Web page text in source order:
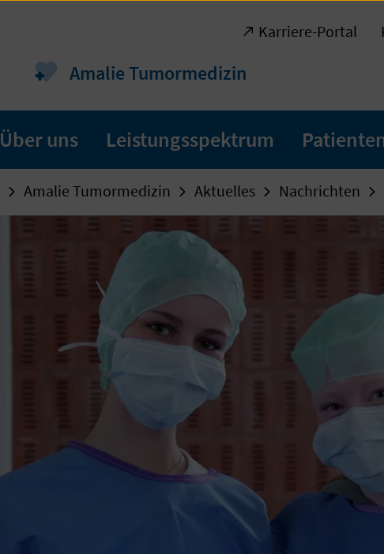
Amalie Tumormedizin
Karriere-Portal
Über uns Leistungsspektrum
Amalie Tumormedizin Aktuelles Nachrichten